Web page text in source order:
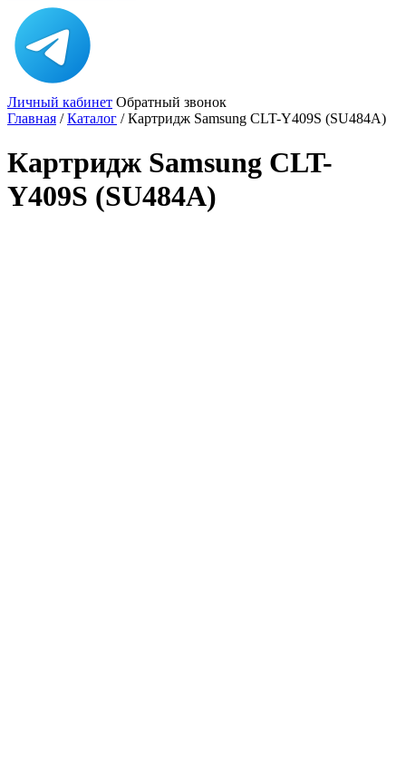
Личный кабинет Обратный звонок
Главная /Каталог /Картридж Samsung CLT-Y409S (SU484A)
Картридж Samsung CLT-
Y409S (SU484A)